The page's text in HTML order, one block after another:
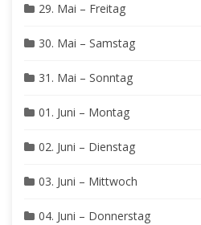
29. Mai – Freitag
30. Mai – Samstag
31. Mai – Sonntag
01. Juni – Montag
02. Juni – Dienstag
03. Juni – Mittwoch
04. Juni – Donnerstag